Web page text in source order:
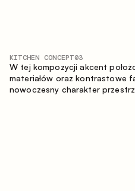
KITCHEN CONCEPT03
W tej kompozycji akcent
materiałów oraz kontrastowe
nowoczesny charakter
nasyconą, taktylną